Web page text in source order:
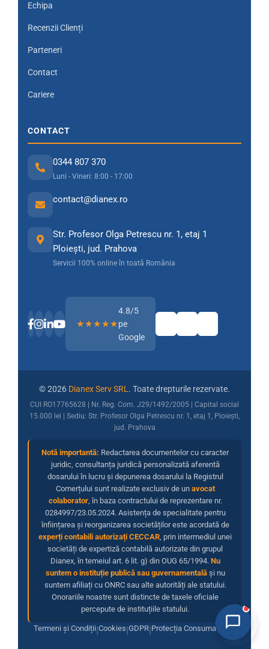
Echipa
Recenzii Clienți
Parteneri
Contact
Cariere
CONTACT
0344 807 370
Luni - Vineri: 8:00 - 17:00
contact@dianex.ro
Str. Profesor Olga Petrescu nr. 1, etaj 1
Ploiești, jud. Prahova
Servicii 100% online în toată România
★★★★★
4.8/5
pe
Google
© 2026 Dianex Serv SRL. Toate drepturile rezervate.
CUI RO17765628 | Nr. Reg. Com. J29/1492/2005 | Capital social
15.000 lei | Sediu: Str. Profesor Olga Petrescu nr. 1, etaj 1, Ploiești,
jud. Prahova
Notă importantă: Redactarea documentelor cu caracter
juridic, consultanța juridică personalizată aferentă
dosarului în lucru și depunerea dosarului la Registrul
Comerțului sunt realizate exclusiv de un avocat
colaborator, în baza contractului de reprezentare nr.
0284997/23.05.2024. Asistența de specialitate pentru
înființarea și reorganizarea societăților este acordată de
experți contabili autorizați CECCAR, prin intermediul unei
societăți de expertiză contabilă autorizate din grupul
Dianex, în temeiul art. 6 lit. g) din OUG 65/1994. Nu
suntem o instituție publică sau guvernamentalăși nu
suntem afiliați cu ONRC sau alte autorități ale statului.
Onorariile noastre sunt distincte de taxele oficiale
percepute de instituțiile statului.
Termeni și Condiții|Cookies|GDPR|Protecția Consumatorilor